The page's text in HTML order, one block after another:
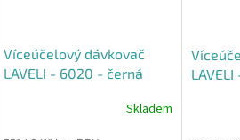
Víceúčelový dávkovač
LAVELI - 6020 - černá
Skladem